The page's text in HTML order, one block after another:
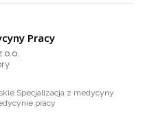
Pracy
o.o.
Specjalizacja z medycyny
pracy